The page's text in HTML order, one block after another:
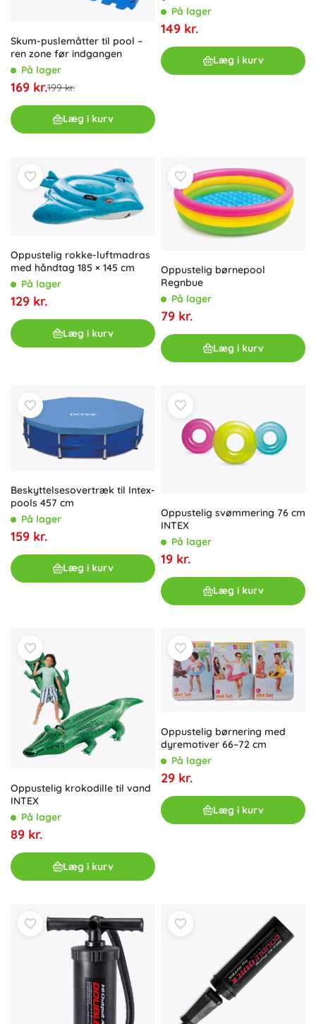
Skum-puslemåtter til pool –
ren zone før indgangen
På lager
169 kr.199 kr.
Læg i kurv
På lager
149 kr.
Læg i kurv
Oppustelig rokke-luftmadras
med håndtag 185 × 145 cm
På lager
129 kr.
Læg i kurv
Oppustelig børnepool
Regnbue
På lager
79 kr.
Læg i kurv
Beskyttelsesovertræk til Intex-
pools 457 cm
På lager
159 kr.
Læg i kurv
Oppustelig svømmering 76 cm
INTEX
På lager
19 kr.
Læg i kurv
Oppustelig krokodille til vand
INTEX
På lager
89 kr.
Læg i kurv
Oppustelig børnering med
dyremotiver 66–72 cm
På lager
29 kr.
Læg i kurv